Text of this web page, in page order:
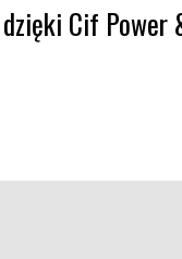
Cif Power